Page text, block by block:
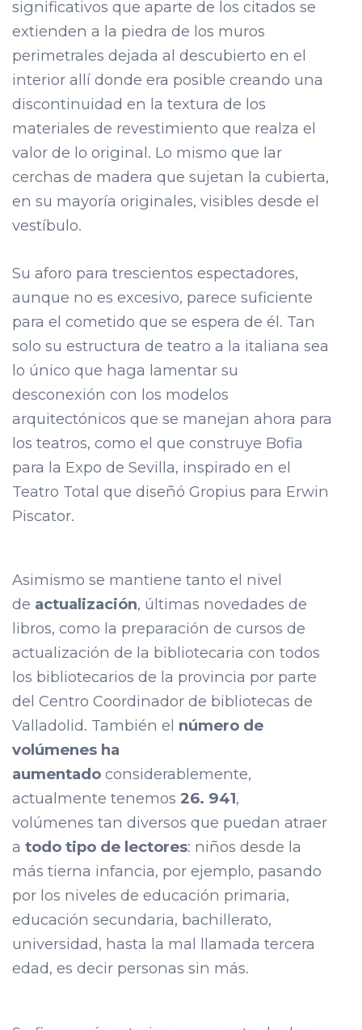
significativos que aparte de los citados se
extienden a la piedra de los muros
perimetrales dejada al descubierto en el
interior allí donde era posible creando una
discontinuidad en la textura de los
materiales de revestimiento que realza el
valor de lo original. Lo mismo que lar
cerchas de madera que sujetan la cubierta,
en su mayoría originales, visibles desde el
vestíbulo.
Su aforo para trescientos espectadores,
aunque no es excesivo, parece suficiente
para el cometido que se espera de él. Tan
solo su estructura de teatro a la italiana sea
lo único que haga lamentar su
desconexión con los modelos
arquitectónicos que se manejan ahora para
los teatros, como el que construye Bofia
para la Expo de Sevilla, inspirado en el
Teatro Total que diseñó Gropius para Erwin
Piscator.
Asimismo se mantiene tanto el nivel
de actualización, últimas novedades de
libros, como la preparación de cursos de
actualización de la bibliotecaria con todos
los bibliotecarios de la provincia por parte
del Centro Coordinador de bibliotecas de
Valladolid. También el número de
volúmenes ha
aumentado considerablemente,
actualmente tenemos 26. 941,
volúmenes tan diversos que puedan atraer
a todo tipo de lectores: niños desde la
más tierna infancia, por ejemplo, pasando
por los niveles de educación primaria,
educación secundaria, bachillerato,
universidad, hasta la mal llamada tercera
edad, es decir personas sin más.